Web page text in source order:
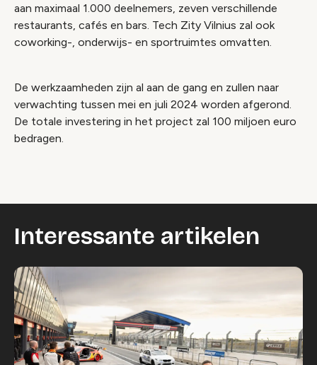
aan maximaal 1.000 deelnemers, zeven verschillende
restaurants, cafés en bars. Tech Zity Vilnius zal ook
coworking-, onderwijs- en sportruimtes omvatten.
De werkzaamheden zijn al aan de gang en zullen naar
verwachting tussen mei en juli 2024 worden afgerond.
De totale investering in het project zal 100 miljoen euro
bedragen.
Interessante artikelen